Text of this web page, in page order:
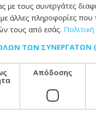
ΕΠΌΜΕΝΟ ΆΡΘΡΟ
Bloomberg:
στον Λευκό
με τους συνεργάτες
άλλες πληροφορίες που
τους από εσάς.
ΤΩΝ ΣΥΝΕΡΓΑΤΏΝ
Απόδοσης